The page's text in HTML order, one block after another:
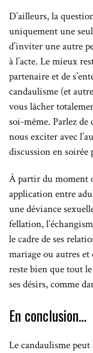
D’ailleurs, la
uniquement une
d’inviter une autre
à l’acte. Le mieux
partenaire et de
candaulisme (et
vous lâcher
soi-même. Parlez
nous exciter avec
discussion en
À partir du moment
application entre
une déviance
fellation,
le cadre de ses
mariage ou autres et
reste bien que tout
ses désirs, comme
En conclusion…
Le candaulisme peut